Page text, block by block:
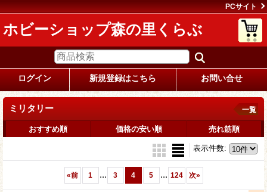
PCサイト
ホビーショップ森の里くらぶ
ログイン 新規登録はこちら お問い合せ
ミリタリー 一覧
おすすめ順 価格の安い順 売れ筋順
表示件数:
«前 1 ... 3 4 5 ... 124 次»